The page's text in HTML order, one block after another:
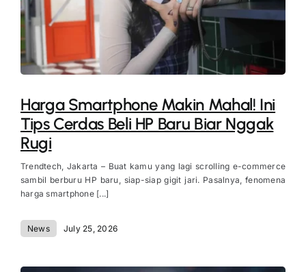
Harga Smartphone Makin Mahal! Ini
Tips Cerdas Beli HP Baru Biar Nggak
Rugi
Trendtech, Jakarta – Buat kamu yang lagi scrolling e-commerce
sambil berburu HP baru, siap-siap gigit jari. Pasalnya, fenomena
harga smartphone [...]
News July 25, 2026